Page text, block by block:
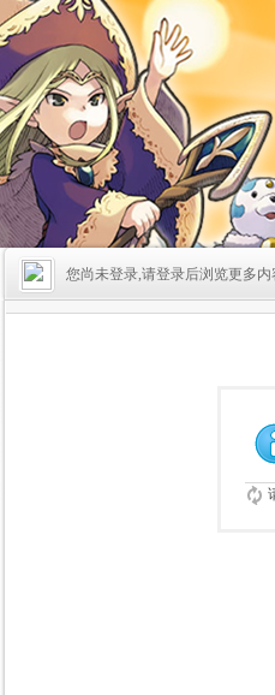
您尚未登录,请登录后浏览更多内